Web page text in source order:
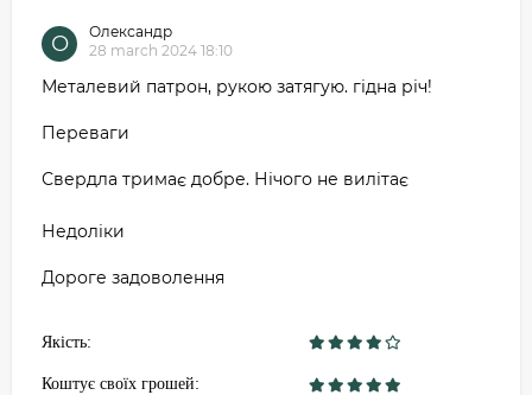
О
Олександр
28 march 2024 18:10
Металевий патрон, рукою затягую. гідна річ!
Переваги
Свердла тримає добре. Нічого не вилітає
Недоліки
Дороге задоволення
Якість:
Коштує своїх грошей: